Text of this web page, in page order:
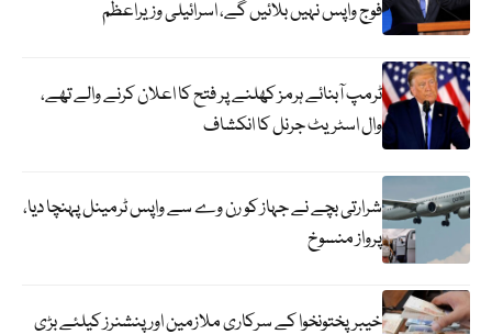
فوج واپس نہیں بلائیں گے، اسرائیلی وزیراعظم
ٹرمپ آبنائے ہرمز کھلنے پر فتح کا اعلان کرنے والے تھے،
وال اسٹریٹ جرنل کا انکشاف
شرارتی بچے نے جہاز کو رن وے سے واپس ٹرمینل پہنچا دیا،
پرواز منسوخ
خیبرپختونخوا کے سرکاری ملازمین اور پنشنرز کیلئے بڑی